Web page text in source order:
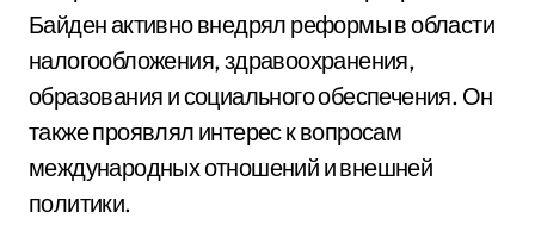
Байден активно внедрял реформы в области
налогообложения, здравоохранения,
образования и социального обеспечения. Он
также проявлял интерес к вопросам
международных отношений и внешней
политики.